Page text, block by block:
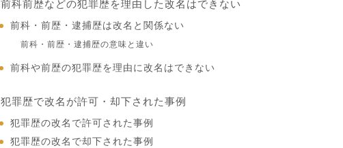
前科前歴などの犯罪歴を理由した改名はできない
前科・前歴・逮捕歴は改名と関係ない
前科・前歴・逮捕歴の意味と違い
前科や前歴の犯罪歴を理由に改名はできない
犯罪歴で改名が許可・却下された事例
犯罪歴の改名で許可された事例
犯罪歴の改名で却下された事例